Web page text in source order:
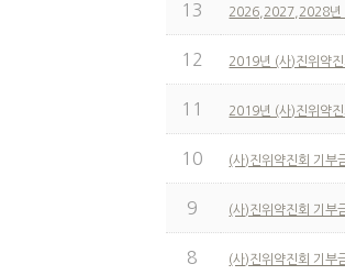
13 2026,2027,2028년
12 2019년 (사)진위약
11 2019년 (사)진위약
10 (사)진위약진회 기부
9 (사)진위약진회 기부
8 (사)진위약진회 기부